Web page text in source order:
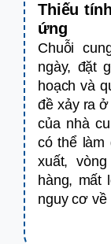
Thiếu
ứng
Chuỗi
ngày, đặt
hoạch và
đề xảy ra
của nhà
có thể làm
xuất, vòng
hàng, mất
nguy cơ về